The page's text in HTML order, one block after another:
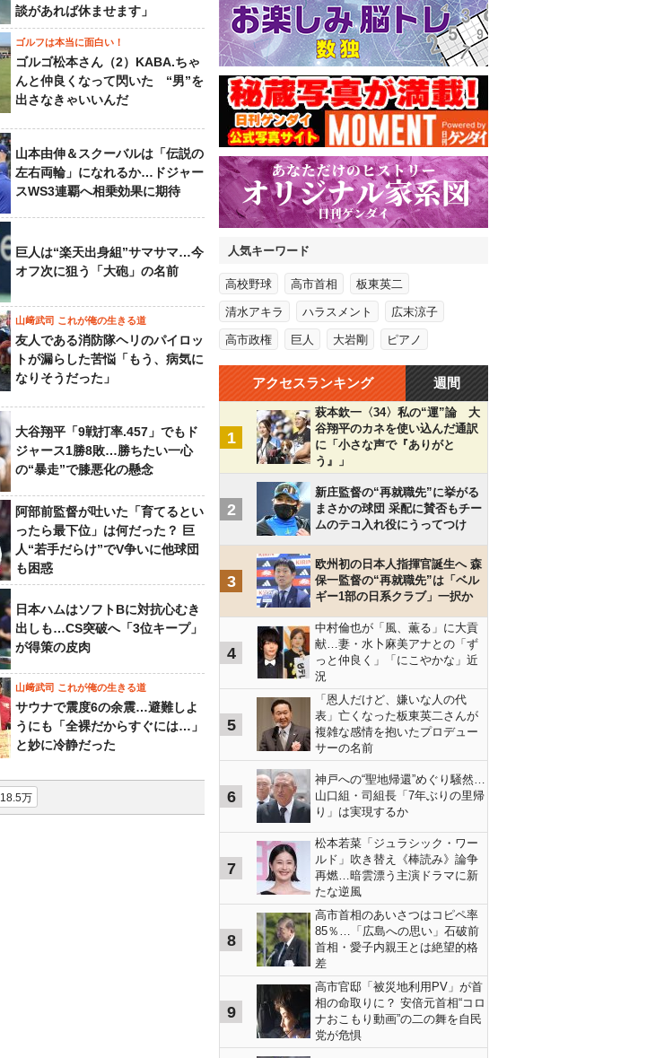
談があれば休ませます」
ゴルフは本当に面白い！
ゴルゴ松本さん（2）KABA.ちゃ
んと仲良くなって閃いた “男”を
出さなきゃいいんだ
山本由伸＆スクーバルは「伝説の
左右両輪」になれるか…ドジャー
スWS3連覇へ相乗効果に期待
巨人は“楽天出身組”サマサマ…今
オフ次に狙う「大砲」の名前
山﨑武司 これが俺の生きる道
友人である消防隊ヘリのパイロッ
トが漏らした苦悩「もう、病気に
なりそうだった」
大谷翔平「9戦打率.457」でもド
ジャース1勝8敗…勝ちたい一心
の“暴走”で膝悪化の懸念
阿部前監督が吐いた「育てるとい
ったら最下位」は何だった？ 巨
人“若手だらけ”でV争いに他球団
も困惑
日本ハムはソフトBに対抗心むき
出しも…CS突破へ「3位キープ」
が得策の皮肉
山﨑武司 これが俺の生きる道
サウナで震度6の余震…避難しよ
うにも「全裸だからすぐには…」
と妙に冷静だった
18.5万
人気キーワード
高校野球 高市首相 板東英二
清水アキラ ハラスメント 広末涼子
高市政権 巨人 大岩剛 ピアノ
アクセスランキング 週間
1
萩本欽一〈34〉私の“運”論 大
谷翔平のカネを使い込んだ通訳
に「小さな声で『ありがと
う』」
2
新庄監督の“再就職先”に挙がる
まさかの球団 采配に賛否もチー
ムのテコ入れ役にうってつけ
3
欧州初の日本人指揮官誕生へ 森
保一監督の“再就職先”は「ベル
ギー1部の日系クラブ」一択か
4
中村倫也が「風、薫る」に大貢
献…妻・水卜麻美アナとの「ず
っと仲良く」「にこやかな」近
況
5
「恩人だけど、嫌いな人の代
表」亡くなった板東英二さんが
複雑な感情を抱いたプロデュー
サーの名前
6
神戸への“聖地帰還”めぐり騒然…
山口組・司組長「7年ぶりの里帰
り」は実現するか
7
松本若菜「ジュラシック・ワー
ルド」吹き替え《棒読み》論争
再燃…暗雲漂う主演ドラマに新
たな逆風
8
高市首相のあいさつはコピペ率
85％…「広島への思い」石破前
首相・愛子内親王とは絶望的格
差
9
高市官邸「被災地利用PV」が首
相の命取りに？ 安倍元首相“コロ
ナおこもり動画”の二の舞を自民
党が危惧